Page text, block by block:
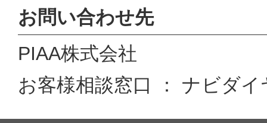
お問い合わせ先
PIAA株式会社
お客様相談窓口 ： ナビダ